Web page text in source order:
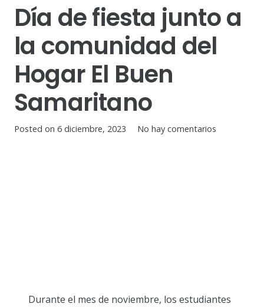
Día de fiesta junto a
la comunidad del
Hogar El Buen
Samaritano
Posted on 6 diciembre, 2023 No hay comentarios
Durante el mes de noviembre, los estudiantes